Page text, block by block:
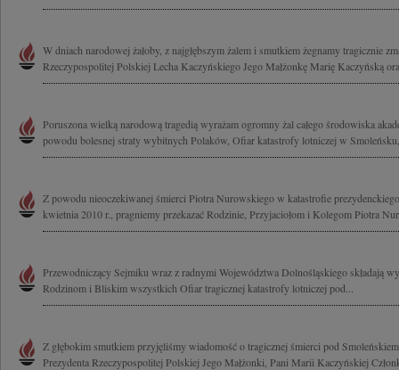
W dniach narodowej żałoby, z najgłębszym żalem i smutkiem żegnamy tragicznie
Rzeczypospolitej Polskiej Lecha Kaczyńskiego Jego Małżonkę Marię Kaczyńską
Poruszona wielką narodową tragedią wyrażam ogromny żal całego środowiska
powodu bolesnej straty wybitnych Polaków, Ofiar katastrofy lotniczej w
Z powodu nieoczekiwanej śmierci Piotra Nurowskiego w katastrofie
kwietnia 2010 r., pragniemy przekazać Rodzinie, Przyjaciołom i Kolegom Piotra
Przewodniczący Sejmiku wraz z radnymi Województwa Dolnośląskiego składają
Rodzinom i Bliskim wszystkich Ofiar tragicznej katastrofy lotniczej pod...
Z głębokim smutkiem przyjęliśmy wiadomość o tragicznej śmierci pod
Prezydenta Rzeczypospolitej Polskiej Jego Małżonki, Pani Marii Kaczyńskiej